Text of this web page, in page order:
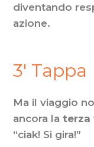
diventando
azione.
3′ Tappa
Ma il viaggio
ancora laterza
“ciak! Si gira!”